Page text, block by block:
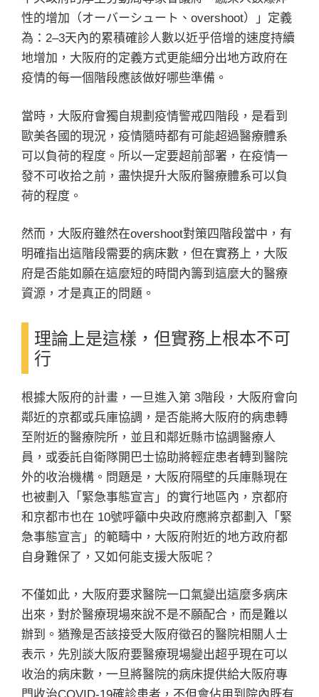
性的增加（オーバーシュート、overshoot）」定義
為：2–3天內的累積確診人數以近乎倍增的速度持續
地增加，大阪府的定義方式更能細分出地方政府在
疫情的每一個階段應該做好哪些準備。
當時，大阪府會獨自規劃疫情警戒四階段，是看到
歐美各國的現況，疫情隨時都有可能超過醫療體系
可以負荷的程度。所以一定要超前部署，在疫情一
發不可收拾之前，盡快提升大阪府醫療體系可以負
荷的程度。
然而，大阪府雖然在overshoot對策四階段當中，有
明確指出這階段需要的病床數，但在實務上，大阪
府是否能如願在這麼短的時間內籌到這麼大的醫療
資源，才是真正的問題。
理論上是這樣，但實務上根本不可
行
根據大阪府的計畫，一旦進入第 3階段，大阪府會向
鄰近的京都或兵庫協調，是否能將大阪府的病患轉
至附近的醫療院所，並且和鄰近縣市協調醫療人
員，或委託自衛隊開巴士協助將輕症患者轉到醫院
外的收治機構。問題是，大阪府隔壁的兵庫縣現在
也被劃入「緊急事態宣言」的實行地區內，京都府
和京都市也在 10號呼籲中央政府應將京都劃入「緊
急事態宣言」的範疇中，大阪府附近的地方政府都
自身難保了，又如何能支援大阪呢？
不僅如此，大阪府要求醫院一口氣變出這麼多病床
出來，對於醫療現場來說不是不願配合，而是難以
辦到。猶豫是否該接受大阪府徵召的醫院相關人士
表示，先別談大阪府要醫療現場變出超乎現在可以
收治的病床數，一旦將醫院的病床提供給大阪府專